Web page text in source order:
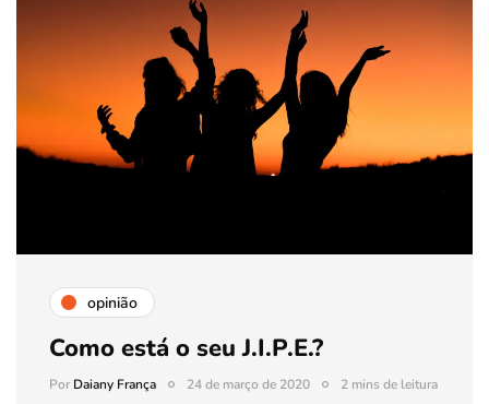
opinião
Como está o seu J.I.P.E.?
PorDaiany França 24 de março de 2020 2 mins de leitura